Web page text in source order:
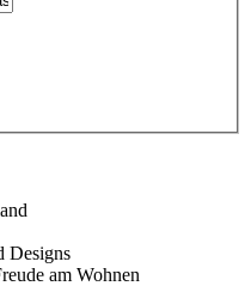
Designs
am Wohnen